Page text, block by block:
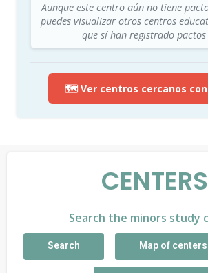
Aunque este centro aún no tiene
puedes visualizar otros centros
que sí han registrado pactos
🗺️ Ver centros cercanos
CENTERS
Search the minors study
Search Map of